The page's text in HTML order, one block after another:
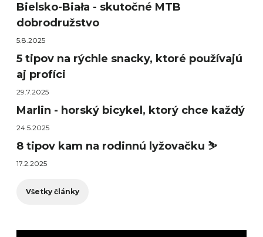
Bielsko-Biała - skutočné MTB
dobrodružstvo
5.8.2025
5 tipov na rýchle snacky, ktoré používajú
aj profíci
29.7.2025
Marlin - horský bicykel, ktorý chce každý
24.5.2025
8 tipov kam na rodinnú lyžovačku ⛷️
17.2.2025
Všetky články